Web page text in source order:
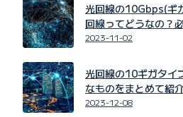
光回線の10Gbps(ギ
回線ってどうなの？
2023-11-02
光回線の10ギガタイ
なものをまとめて紹
2023-12-08